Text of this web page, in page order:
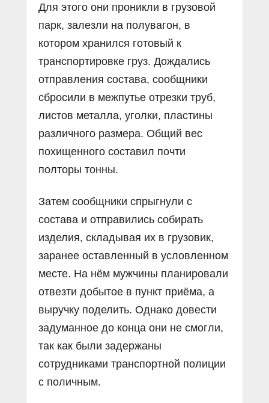
Для этого они проникли в грузовой
парк, залезли на полувагон, в
котором хранился готовый к
транспортировке груз. Дождались
отправления состава, сообщники
сбросили в межпутье отрезки труб,
листов металла, уголки, пластины
различного размера. Общий вес
похищенного составил почти
полторы тонны.
Затем сообщники спрыгнули с
состава и отправились собирать
изделия, складывая их в грузовик,
заранее оставленный в условленном
месте. На нём мужчины планировали
отвезти добытое в пункт приёма, а
выручку поделить. Однако довести
задуманное до конца они не смогли,
так как были задержаны
сотрудниками транспортной полиции
с поличным.